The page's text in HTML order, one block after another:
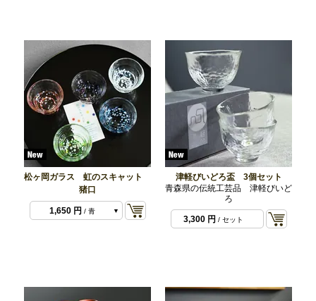
3,300 円/ 白
松ヶ岡ガラス 虹のスキャット
猪口
1,650 円 / 青
津軽びいどろ盃 3個セット
青森県の伝統工芸品 津軽びいど
ろ
3,300 円 / セット